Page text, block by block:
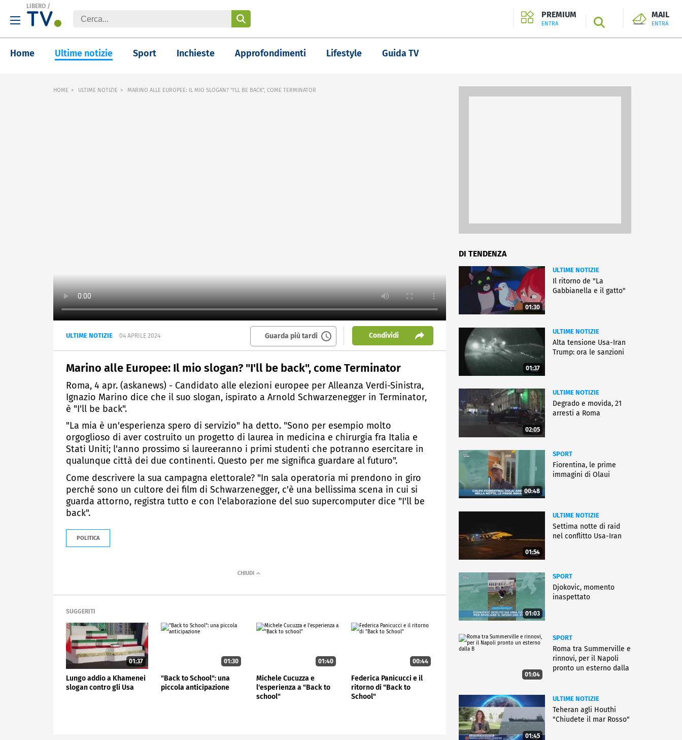
LIBERO /
PREMIUM
ENTRA SEARCH
MAIL
ENTRA
Home Ultime notizie Sport Inchieste Approfondimenti Lifestyle Guida TV
HOME ULTIME NOTIZIE MARINO ALLE EUROPEE: IL MIO SLOGAN? "I'LL BE BACK", COME TERMINATOR
ULTIME NOTIZIE 04 APRILE 2024 Guarda più tardi Condividi
Marino alle Europee: Il mio slogan? "I'll be back", come Terminator
Roma, 4 apr. (askanews) - Candidato alle elezioni europee per Alleanza Verdi-Sinistra,
Ignazio Marino dice che il suo slogan, ispirato a Arnold Schwarzenegger in Terminator,
è "I'll be back".
"La mia è un'esperienza spero di servizio" ha detto. "Sono per esempio molto
orgoglioso di aver costruito un progetto di laurea in medicina e chirurgia fra Italia e
Stati Uniti; l'anno prossimo si laureeranno i primi studenti che potranno esercitare in
qualunque città dei due continenti. Questo per me significa guardare al futuro".
Come descrivere la sua campagna elettorale? "In sala operatoria mi prendono in giro
perché sono un cultore dei film di Schwarzenegger, c'è una bellissima scena in cui si
guarda attorno, registra tutto e con l'elaborazione del suo supercomputer dice "I'll be
back".
POLITICA
SUGGERITI
01:37
Lungo addio a Khamenei
slogan contro gli Usa
01:30
"Back to School": una
piccola anticipazione
01:40
Michele Cucuzza e
l'esperienza a "Back to
school"
00:44
Federica Panicucci e il
ritorno di "Back to
School"
DI TENDENZA
01:30
ULTIME NOTIZIE
Il ritorno de "La
Gabbianella e il gatto"
01:37
ULTIME NOTIZIE
Alta tensione Usa-Iran
Trump: ora le sanzioni
02:05
ULTIME NOTIZIE
Degrado e movida, 21
arresti a Roma
00:48
SPORT
Fiorentina, le prime
immagini di Olaui
01:54
ULTIME NOTIZIE
Settima notte di raid
nel conflitto Usa-Iran
01:03
SPORT
Djokovic, momento
inaspettato
01:04
SPORT
Roma tra Summerville e
rinnovi, per il Napoli
pronto un esterno dalla
01:45
ULTIME NOTIZIE
Teheran agli Houthi
"Chiudete il mar Rosso"